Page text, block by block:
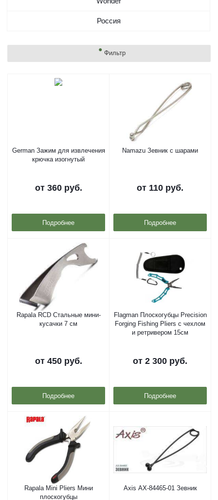
Россия
Фильтр
German Зажим для извлечения
крючка изогнутый
от 360 руб.
Подробнее
Namazu Зевник с шарами
от 110 руб.
Подробнее
Rapala RCD Стальные мини-
кусачки 7 см
от 450 руб.
Подробнее
Flagman Плоскогубцы Precision
Forging Fishing Pliers с чехлом
и ретривером 15см
от 2 300 руб.
Подробнее
Rapala Mini Pliers Мини
плоскогубцы
Axis AX-84465-01 Зевник